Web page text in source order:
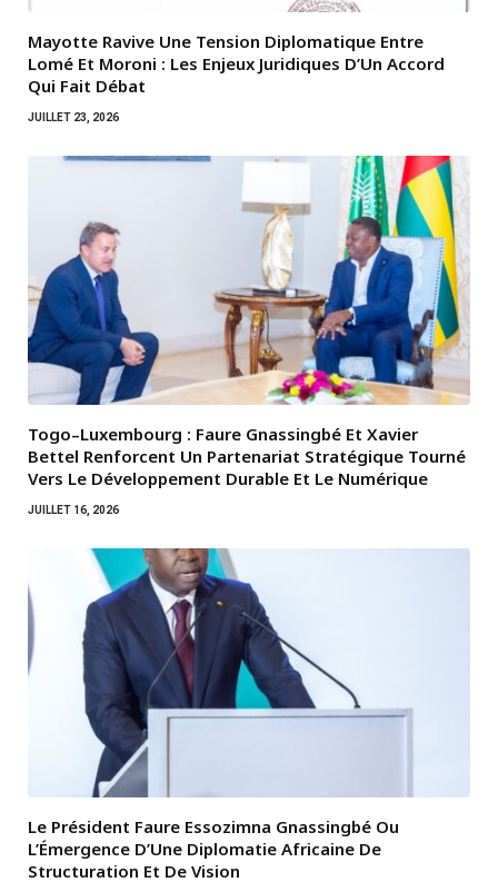
Mayotte Ravive Une Tension Diplomatique Entre
Lomé Et Moroni : Les Enjeux Juridiques D’Un Accord
Qui Fait Débat
JUILLET 23, 2026
Togo–Luxembourg : Faure Gnassingbé Et Xavier
Bettel Renforcent Un Partenariat Stratégique Tourné
Vers Le Développement Durable Et Le Numérique
JUILLET 16, 2026
Le Président Faure Essozimna Gnassingbé Ou
L’Émergence D’Une Diplomatie Africaine De
Structuration Et De Vision